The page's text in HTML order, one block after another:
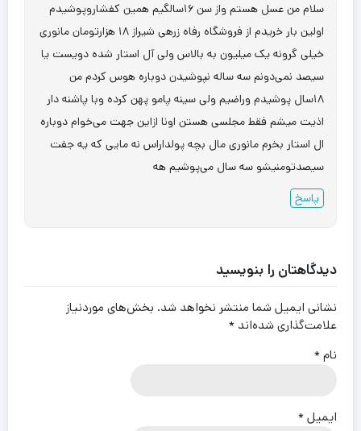
سلام من عسل هستم واز سن ۱۶سالگیم همین کفشاروپوشیدم
اولین بار خریدم از فروشگاه رفاه زرهی شیراز ۱۸ هزارتومان مانوری
خیلی گرونه یک میلیون به بالاس ولی آل استار شده دویست یا
سیصد نمی‌دونم سه ساله نپوشیدن دوباره هوس کردم من
۱۸سال پوشیدم وراضیم ولی سینه پامو پهن کرده وبا پاشنه دار
اذیت میشم فقط مجلسی هستن اونا ازاین جهت می‌خوام دوباره
ال استار بخرم مانوری مال بچه پولداراس نه مایی که یه جفت
سیصدتومنیشو سه سال می‌پوشیم هه
پاسخ
دیدگاهتان را بنویسید
نشانی ایمیل شما منتشر نخواهد شد. بخش‌های موردنیاز
علامت‌گذاری شده‌اند *
نام*
ایمیل*